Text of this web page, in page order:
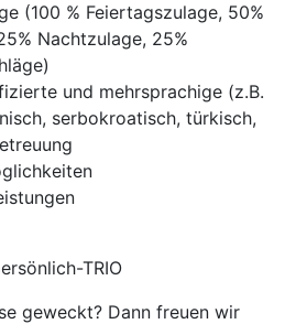
(100 % Feiertagszulage, 50%
Nachtzulage, 25%
und mehrsprachige (z.B.
serbokroatisch, türkisch,
TRIO
geweckt? Dann freuen wir